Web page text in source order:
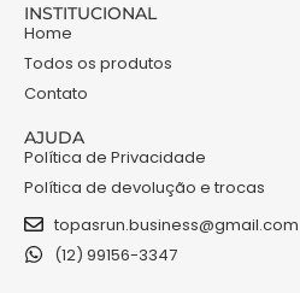
INSTITUCIONAL
Home
Todos os produtos
Contato
AJUDA
Política de Privacidade
Política de devolução e trocas
topasrun.business@gmail.com
(12) 99156-3347